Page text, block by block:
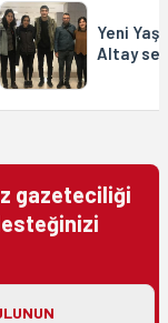
Yeni
Altay
gazeteciliği